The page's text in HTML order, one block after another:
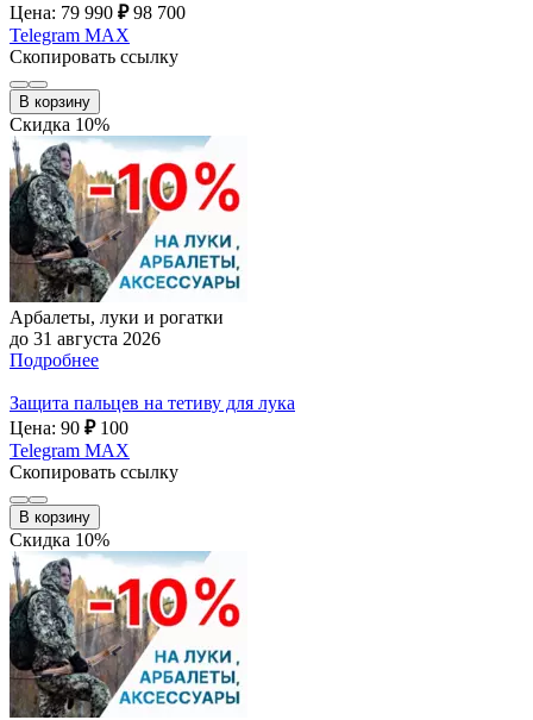
Цена: 79 990 ₽ 98 700
Telegram MAX
Скопировать ссылку
В корзину
Скидка 10%
Арбалеты, луки и рогатки
до 31 августа 2026
Подробнее
Защита пальцев на тетиву для лука
Цена: 90 ₽ 100
Telegram MAX
Скопировать ссылку
В корзину
Скидка 10%